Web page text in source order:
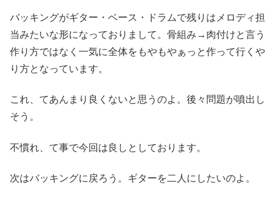
バッキングがギター・ベース・ドラムで残りはメロディ担
当みたいな形になっておりまして。骨組み→肉付けと言う
作り方ではなく一気に全体をもやもやぁっと作って行くや
り方となっています。
これ、てあんまり良くないと思うのよ。後々問題が噴出し
そう。
不慣れ、て事で今回は良しとしております。
次はバッキングに戻ろう。ギターを二人にしたいのよ。